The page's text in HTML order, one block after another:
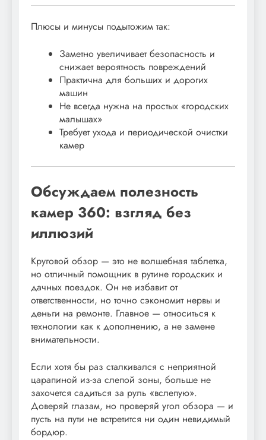
Плюсы и минусы подытожим так:
Заметно увеличивает безопасность и
снижает вероятность повреждений
Практична для больших и дорогих
машин
Не всегда нужна на простых «городских
малышах»
Требует ухода и периодической очистки
камер
Обсуждаем полезность
камер 360: взгляд без
иллюзий
Круговой обзор — это не волшебная таблетка,
но отличный помощник в рутине городских и
дачных поездок. Он не избавит от
ответственности, но точно сэкономит нервы и
деньги на ремонте. Главное — относиться к
технологии как к дополнению, а не замене
внимательности.
Если хотя бы раз сталкивался с неприятной
царапиной из-за слепой зоны, больше не
захочется садиться за руль «вслепую».
Доверяй глазам, но проверяй угол обзора — и
пусть на пути не встретится ни один невидимый
бордюр.